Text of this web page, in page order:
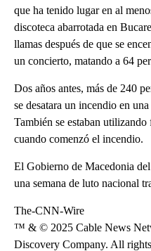
que ha tenido lugar en al
discoteca abarrotada en
llamas después de que se
un concierto, matando a 64
Dos años antes, más de 240
se desatara un incendio en
También se estaban
cuando comenzó el incendio.
El Gobierno de Macedonia
una semana de luto nacional
The-CNN-Wire
™ & © 2025 Cable News
Discovery Company. All